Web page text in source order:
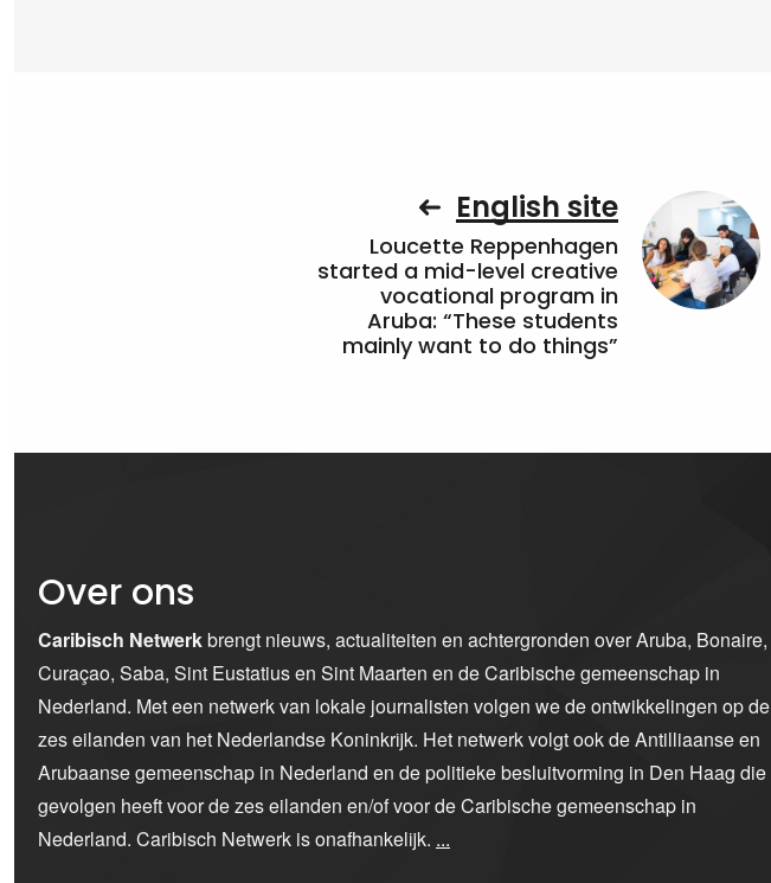
English site
Loucette Reppenhagen
started a mid-level creative
vocational program in
Aruba: “These students
mainly want to do things”
Over ons
Caribisch Netwerkbrengt nieuws, actualiteiten en achtergronden over Aruba, Bonaire,
Curaçao, Saba, Sint Eustatius en Sint Maarten en de Caribische gemeenschap in
Nederland. Met een netwerk van lokale journalisten volgen we de ontwikkelingen op de
zes eilanden van het Nederlandse Koninkrijk. Het netwerk volgt ook de Antilliaanse en
Arubaanse gemeenschap in Nederland en de politieke besluitvorming in Den Haag die
gevolgen heeft voor de zes eilanden en/of voor de Caribische gemeenschap in
Nederland. Caribisch Netwerk is onafhankelijk. ...